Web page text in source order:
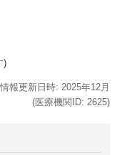
)
情報更新日時: 2025年12月
(医療機関ID: 2625)